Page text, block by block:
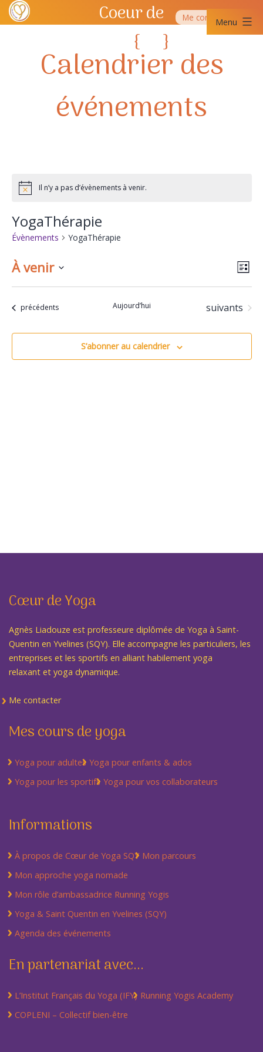
Aller
au
Coeur de
{ }
Me contacterMenu
NoticeIl n’y a pas d’évènements à venir.
YogaThérapie
Évènements YogaThérapie
de
Liste
À venir
date.Évènements
précédents Aujourd’hui Évènements
suivants
S’abonner au calendrier
Cœur de Yoga
Agnès Liadouze est professeure diplômée de Yoga à Saint-
Quentin en Yvelines (SQY). Elle accompagne les particuliers, les
entreprises et les sportifs en alliant habilement yoga
relaxant et yoga dynamique.
Me contacter
Mes cours de yoga
Yoga pour adultes Yoga pour enfants & ados
Yoga pour les sportifs Yoga pour vos collaborateurs
Informations
À propos de Cœur de Yoga SQY Mon parcours
Mon approche yoga nomade
Mon rôle d’ambassadrice Running Yogis
Yoga & Saint Quentin en Yvelines (SQY)
Agenda des événements
En partenariat avec...
L’Institut Français du Yoga (IFY) Running Yogis Academy
COPLENI – Collectif bien-être